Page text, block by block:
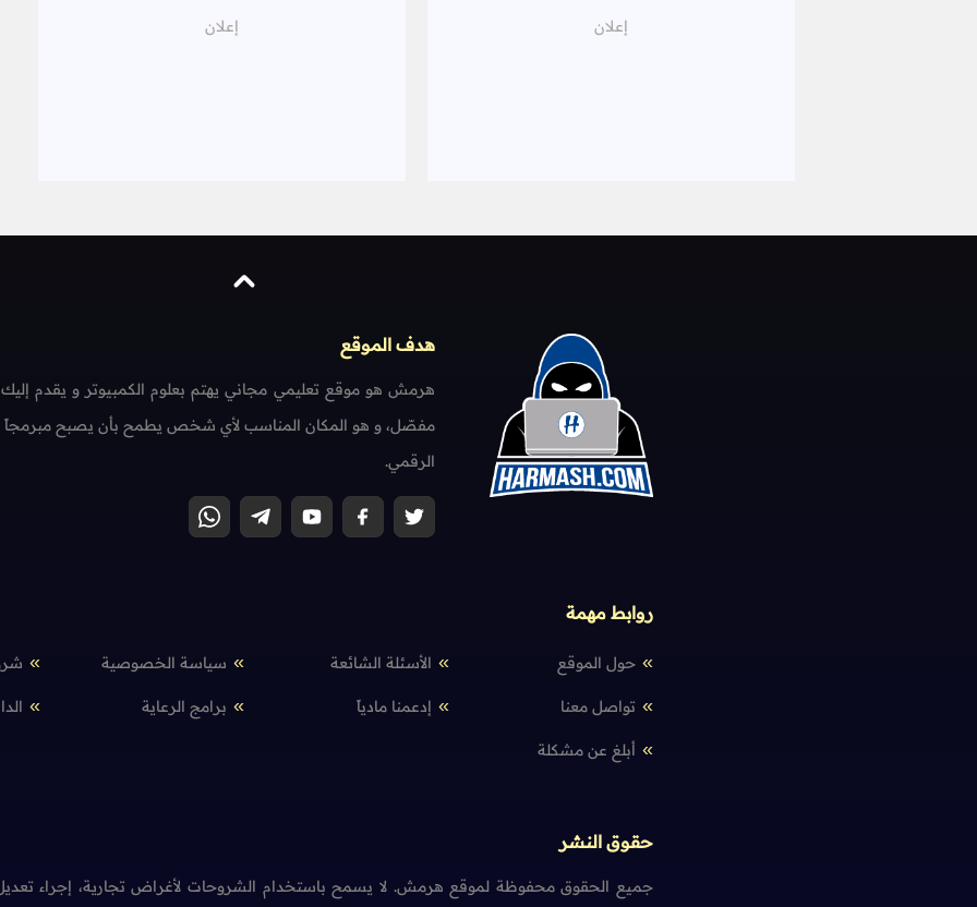
هدف الموقع
هرمش هو موقع تعليمي مجاني يهتم بعلوم الكمبيوتر و يقدم
مفصّل، و هو المكان المناسب لأي شخص يطمح بأن يصبح مبرمجاً
الرقمي.
روابط مهمة
حول الموقع الأسئلة الشائعة سياسة الخصوصية
تواصل معنا إدعمنا مادياً برامج الرعاية
أبلغ عن مشكلة
حقوق النشر
جميع الحقوق محفوظة لموقع هرمش. لا يسمح باستخدام الشروحات لأغراض تجارية، إجراء